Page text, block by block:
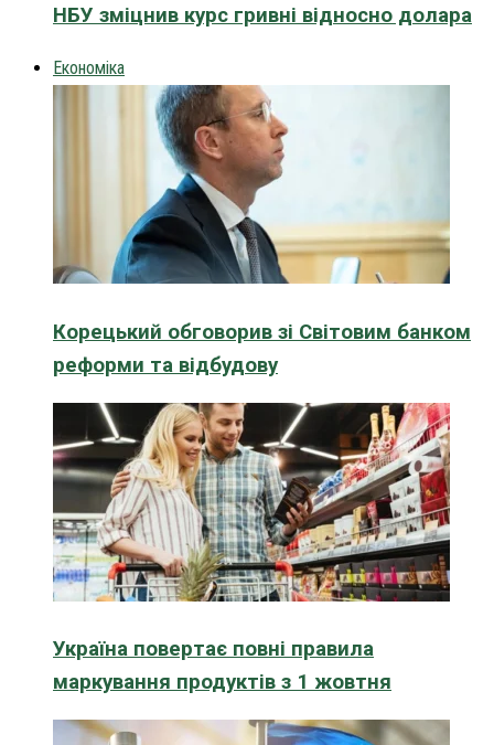
НБУ зміцнив курс гривні відносно долара
Економіка
Корецький обговорив зі Світовим банком
реформи та відбудову
Україна повертає повні правила
маркування продуктів з 1 жовтня